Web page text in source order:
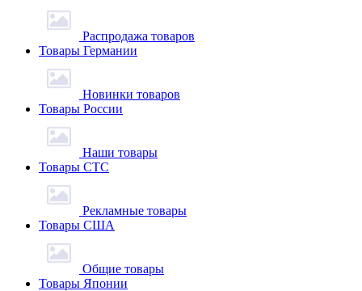
Распродажа товаров
Товары Германии
Новинки товаров
Товары России
Наши товары
Товары СТС
Рекламные товары
Товары США
Общие товары
Товары Японии